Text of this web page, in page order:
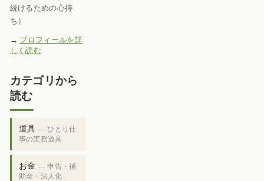
続けるための心持
ち）
→ プロフィールを詳
しく読む
カテゴリから
読む
道具 — ひとり仕
事の実務道具
お金 — 申告・補
助金・法人化